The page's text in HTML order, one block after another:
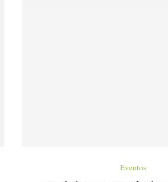
Eventos